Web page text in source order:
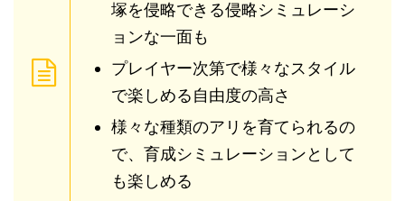
塚を侵略できる侵略シミュレーシ
ョンな一面も
プレイヤー次第で様々なスタイル
で楽しめる自由度の高さ
様々な種類のアリを育てられるの
で、育成シミュレーションとして
も楽しめる